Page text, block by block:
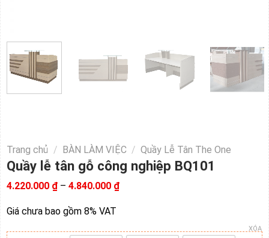
Trang chủ / BÀN LÀM VIỆC / Quầy Lễ Tân The One
Quầy lễ tân gỗ công nghiệp BQ101
4.220.000 ₫ – 4.840.000 ₫Khoảng
4.840.000 ₫
Giá chưa bao gồm 8% VAT
XÓA